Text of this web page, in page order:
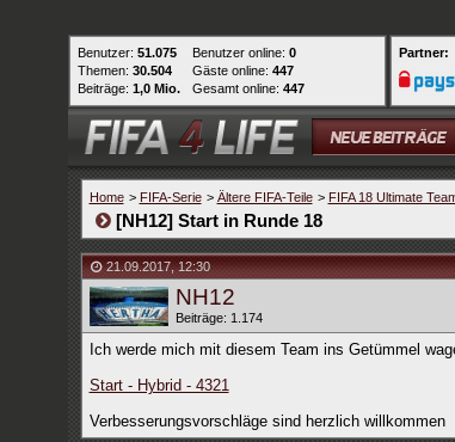
Benutzer: 51.075
Themen: 30.504
Beiträge: 1,0 Mio.
Benutzer online: 0
Gäste online: 447
Gesamt online: 447
Partner:
Home > FIFA-Serie > Ältere FIFA-Teile > FIFA 18 Ultimate
[NH12] Start in Runde 18
21.09.2017,12:30
NH12
Beiträge: 1.174
Ich werde mich mit diesem Team ins Getümmel
Start - Hybrid - 4321
Verbesserungsvorschläge sind herzlich willkommen